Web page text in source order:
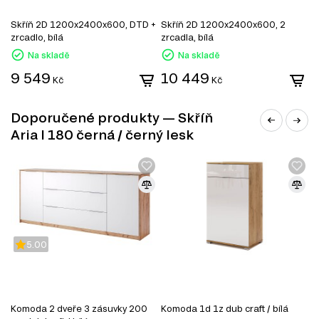
MDF je jedním z nejoblíbenějších materiálů v
nábytkářském průmyslu. Vyrábí se z dřevěných vláken
lisováním pod vysokým tlakem a teplotou za přidání
speciálních pryskyřic. Díky svým vlastnostem se MDF
používá k výrobě korpusového nábytku, dvířek,
Pevnost a stabilita. MDF má vysokou hustotu, která zajišťuje dobrou
Skříň 2D 1200x2400x600, DTD +
zrcadlo, bílá
Na skladě
9 549 Kč
Skříň 2D 1200x2400x600, 2
zrcadla, bílá
Na skladě
10 449 Kč
Doporučené produkty — Skříň
Aria I 180 černá / černý lesk
5.00
Komoda 2 dveře 3 zásuvky 200
Komoda 1d 1z dub craft / bílá